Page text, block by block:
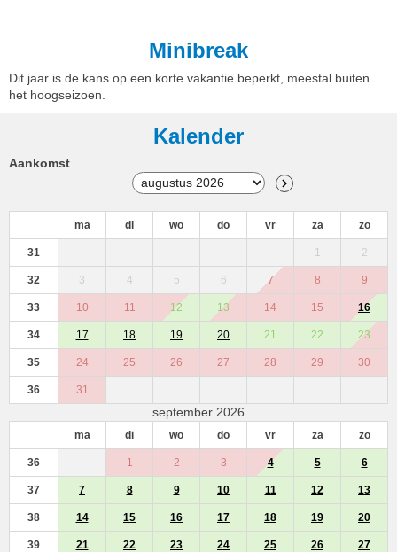
Minibreak
Dit jaar is de kans op een korte vakantie beperkt, meestal buiten
het hoogseizoen.
Kalender
Aankomst
ma di wo do vr za zo
31 1 2
32 3 4 5 6 7 8 9
33 10 11 12 13 14 15 16
34 17 18 19 20 21 22 23
35 24 25 26 27 28 29 30
36 31
september 2026
ma di wo do vr za zo
36 1 2 3 4 5 6
37 7 8 9 10 11 12 13
38 14 15 16 17 18 19 20
39 21 22 23 24 25 26 27